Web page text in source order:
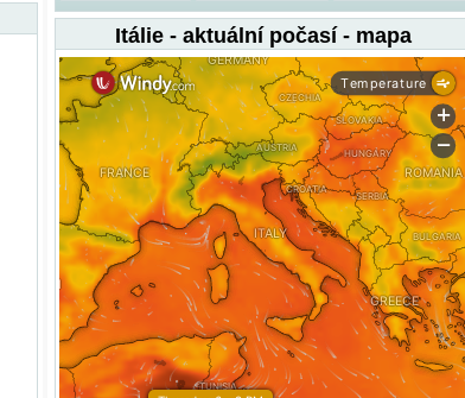
Itálie - aktuální počasí - mapa